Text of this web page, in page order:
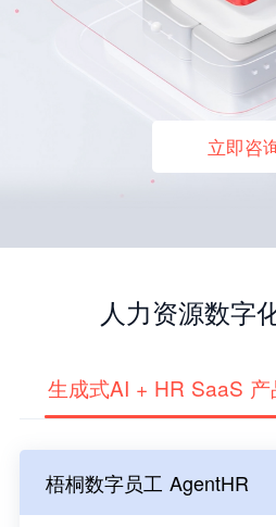
立即咨
人力资源数字
生成式AI + HR SaaS 产
梧桐数字员工 AgentHR